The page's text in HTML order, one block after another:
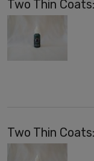
Two Thin
Two Thin